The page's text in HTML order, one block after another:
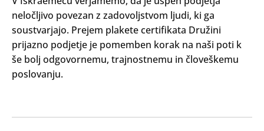
neločljivo povezan z zadovoljstvom ljudi, ki ga
soustvarjajo. Prejem plakete certifikata Družini
prijazno podjetje je pomemben korak na naši poti k
še bolj odgovornemu, trajnostnemu in človeškemu
poslovanju.